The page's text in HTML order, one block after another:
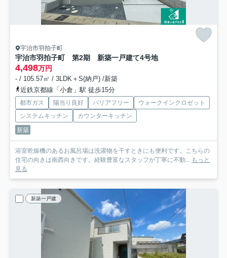
宇治市羽拍子町
宇治市羽拍子町 第2期 新築一戸建て4号地
4,498万円
- / 105.57㎡ / 3LDK＋S(納戸) /新築
近鉄京都線「小倉」駅 徒歩15分
都市ガス 陽当り良好 バリアフリー
ウォークインクロゼット
システムキッチン
カウンターキッチン
新築
浴室乾燥機のあるお風呂場は洗濯物を干すときにも便利です。こちらの
住宅の向きは南西向きです。経験豊富なスタッフが丁寧に不動... もっと
見る
新築一戸建